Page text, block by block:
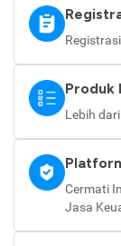
Produk
Lebih
Cermati
Jasa